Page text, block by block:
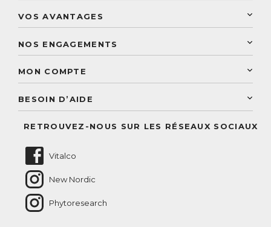
Laboratoire Landais
Découvrez le catalogue
VOS AVANTAGES
Paiement sécurisé
Conseils personnalisés
NOS ENGAGEMENTS
Conseil personnalisé
MON COMPTE
BESOIN D’AIDE
RETROUVEZ-NOUS SUR LES RÉSEAUX SOCIAUX
Vitalco
New Nordic
Phytoresearch